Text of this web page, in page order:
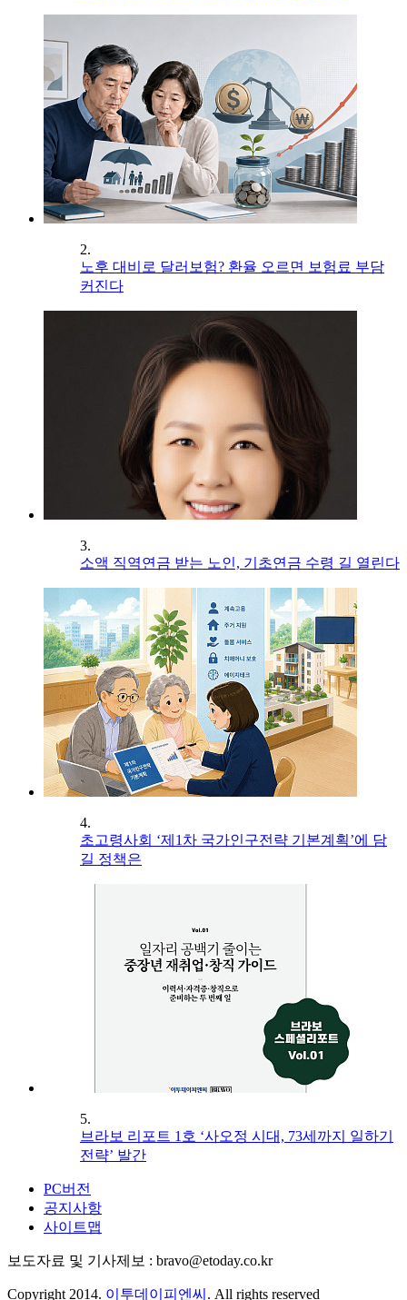
2.
노후 대비로 달러보험? 환율 오르면 보험료 부담
커진다
3.
소액 직역연금 받는 노인, 기초연금 수령 길 열린다
4.
초고령사회 ‘제1차 국가인구전략 기본계획’에 담
길 정책은
5.
브라보 리포트 1호 ‘사오정 시대, 73세까지 일하기
전략’ 발간
PC버전
공지사항
사이트맵
보도자료 및 기사제보 : bravo@etoday.co.kr
Copyright 2014. 이투데이피엔씨 . All rights reserved